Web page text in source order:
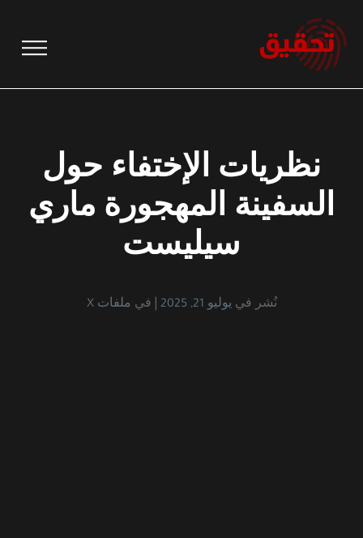
إلى
المحتوى
نظريات الإختفاء حول
السفينة المهجورة ماري
سيليست
نُشر فييوليو 21, 2025 في ملفات X